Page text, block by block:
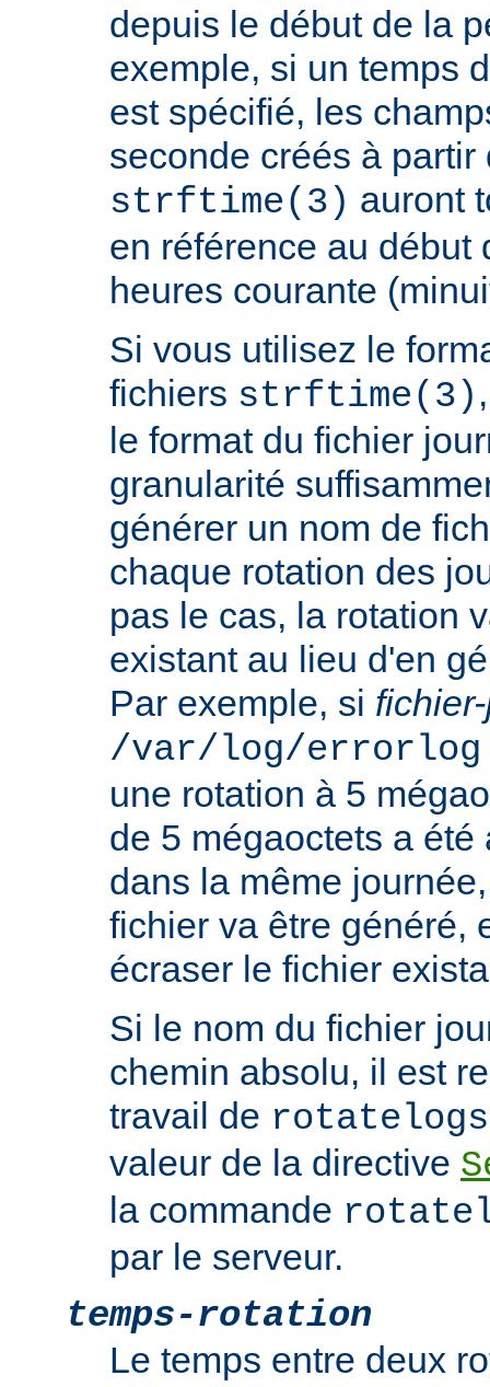
depuis le début de la
exemple, si un temps
est spécifié, les
seconde créés à partir
strftime(3) auront
en référence au début
heures courante
Si vous utilisez le
fichiers strftime(3)
le format du fichier
granularité
générer un nom de
chaque rotation des
pas le cas, la rotation
existant au lieu d'en
Par exemple, si
/var/log/
une rotation à 5
de 5 mégaoctets a été
dans la même
fichier va être généré,
écraser le fichier
Si le nom du fichier
chemin absolu, il est
travail de rotatelogs
valeur de la directive
la commande
par le serveur.
temps-rotation
Le temps entre deux